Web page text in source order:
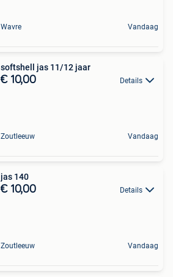
Wavre Vandaag
softshell jas 11/12 jaar
€ 10,00 Details
Zoutleeuw Vandaag
jas 140
€ 10,00 Details
Zoutleeuw Vandaag